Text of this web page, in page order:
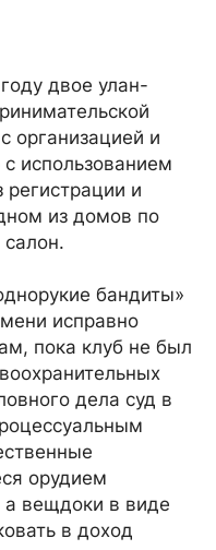
двое улан-
организацией и
использованием
регистрации и
из домов по
бандиты»
исправно
пока клуб не был
дела суд в
орудием
а вещдоки в виде
в доход